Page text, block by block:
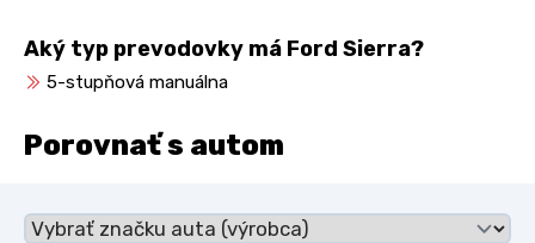
Aký typ prevodovky má Ford Sierra?
5-stupňová manuálna
Porovnať s autom